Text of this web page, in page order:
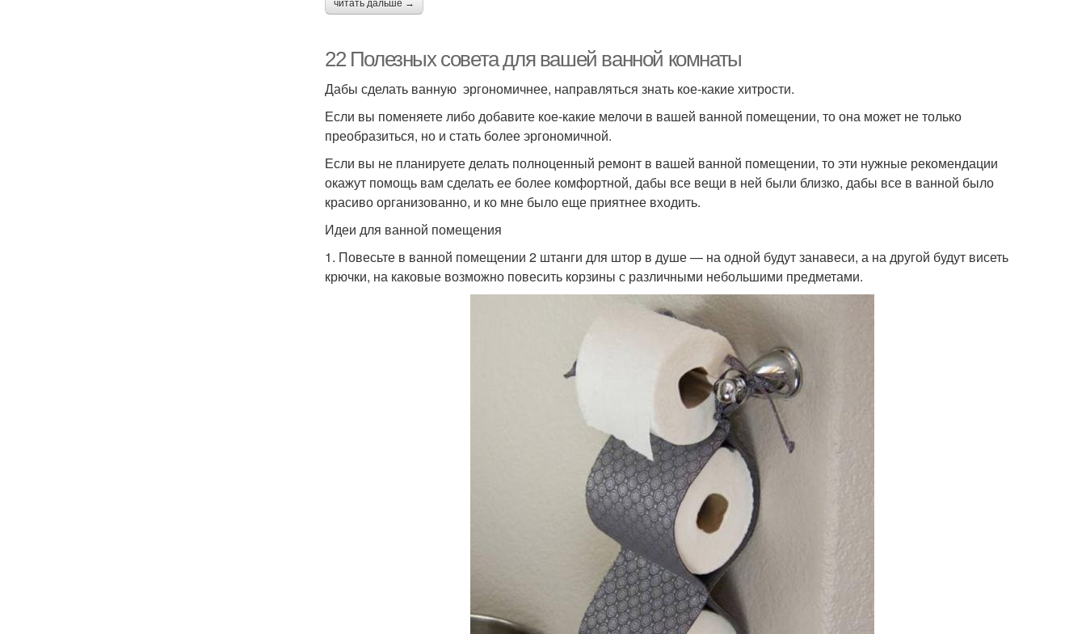
читать дальше →
22 Полезных совета для вашей ванной комнаты
Дабы сделать ванную эргономичнее, направляться знать кое-какие хитрости.
Если вы поменяете либо добавите кое-какие мелочи в вашей ванной помещении, то она может не только
преобразиться, но и стать более эргономичной.
Если вы не планируете делать полноценный ремонт в вашей ванной помещении, то эти нужные рекомендации
окажут помощь вам сделать ее более комфортной, дабы все вещи в ней были близко, дабы все в ванной было
красиво организованно, и ко мне было еще приятнее входить.
Идеи для ванной помещения
1. Повесьте в ванной помещении 2 штанги для штор в душе — на одной будут занавеси, а на другой будут висеть
крючки, на каковые возможно повесить корзины с различными небольшими предметами.